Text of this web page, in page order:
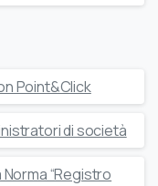
Point&Click
di società
“Registro